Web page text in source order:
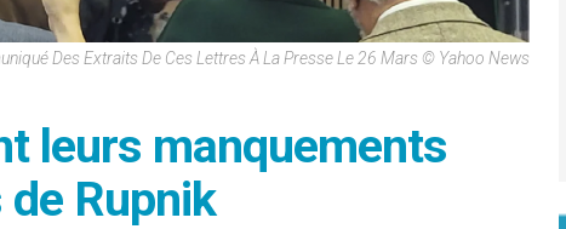
Des Extraits De Ces Lettres À La Presse Le 26 Mars © Yahoo News
leurs manquements
Rupnik